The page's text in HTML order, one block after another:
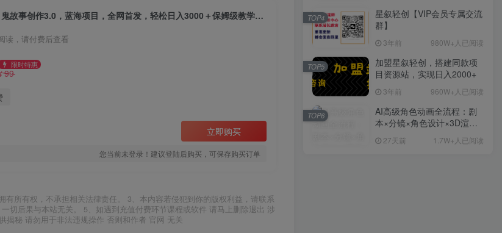
一天两小时，鬼故事创作3.0，蓝海项目，全网首发，轻松日入3000＋保姆级教学【揭秘】
读，请付费后查看
限时特惠
99
立即购买
您当前未登录！建议登陆后购买，可保存购买订单
所有权，不承担相关法律责任。 3、本内容若侵犯到你的版权利益，请联系
切后果与本站无关。 5、如遇到充值付费环节课程或软件 请马上删除退出 涉
揭秘 请勿用于非法违规操作 否则和作者 官网 无关
星叙轻创【VIP会员专属交流
群】
3年前 980W+人已阅读
TOP4
加盟星叙轻创，搭建同款项
目资源站，实现日入2000+
3年前 960W+人已阅读
TOP5
AI高级角色动画全流程：剧
本×分镜×角色设计×3D渲染×
式教学
27天前 1.7W+人已阅读
TOP6